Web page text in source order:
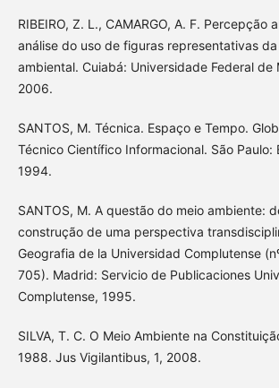
RIBEIRO, Z. L., CAMARGO, A. F. Percepção
análise do uso de figuras representativas
ambiental. Cuiabá: Universidade Federal de
2006.
SANTOS, M. Técnica. Espaço e Tempo.
Técnico Científico Informacional. São Paulo:
1994.
SANTOS, M. A questão do meio ambiente:
construção de uma perspectiva
Geografia de la Universidad Complutense
705). Madrid: Servicio de Publicaciones
Complutense, 1995.
SILVA, T. C. O Meio Ambiente na
1988. Jus Vigilantibus, 1, 2008.